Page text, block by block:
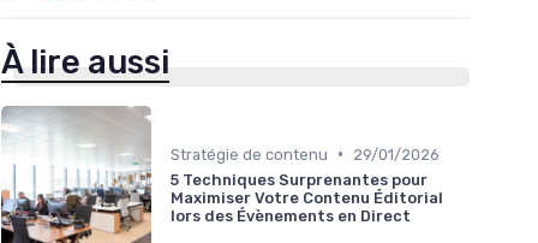
À lire aussi
Stratégie de contenu •
29/01/2026
5 Techniques Surprenantes pour
Maximiser Votre Contenu Éditorial
lors des Évènements en Direct